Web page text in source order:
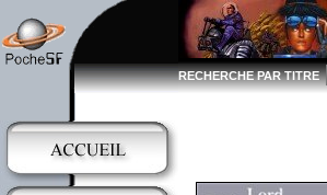
RECHERCHE PAR TITRE